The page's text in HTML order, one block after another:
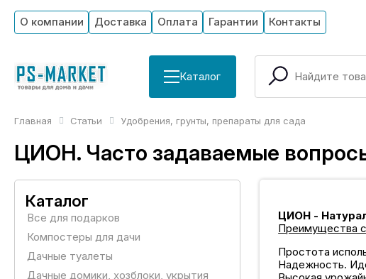
О компании Доставка Оплата Гарантии Контакты
Каталог
Главная Статьи Удобрения, грунты, препараты для сада
ЦИОН. Часто задаваемые
Каталог
Все для подарков
Компостеры для дачи
Дачные туалеты
Дачные домики, хозблоки, укрытия
ЦИОН -
Преимущества
Простота
Надежность.